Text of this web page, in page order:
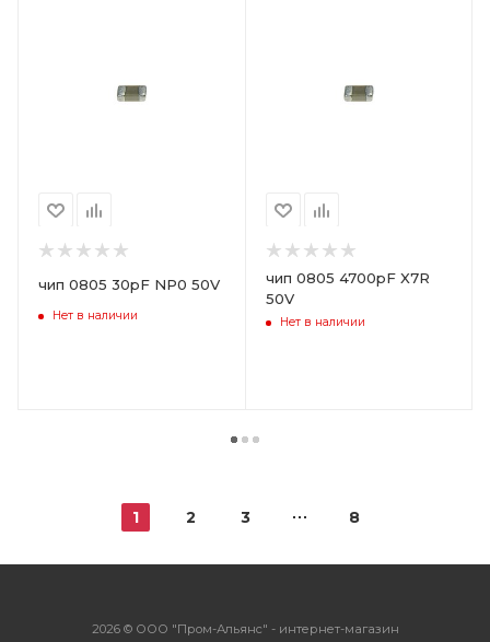
чип 0805 30pF NP0 50V
Нет в наличии
чип 0805 4700pF X7R
50V
Нет в наличии
1 2 3 8
2026 © ООО "Пром-Альянс" - интернет-магазин